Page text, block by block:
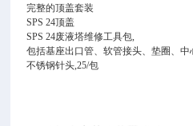
完整的顶盖套装
SPS 24顶盖
SPS 24废液塔维修工具包,
包括基座出口管、软管接头、垫圈、中
不锈钢针头,25/包